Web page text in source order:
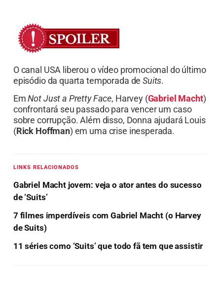
O canal USA liberou o vídeo promocional do último
episódio da quarta temporada deSuits.
EmNot Just a Pretty Face, Harvey (Gabriel Macht)
confrontará seu passado para vencer um caso
sobre corrupção. Além disso, Donna ajudará Louis
(Rick Hoffman) em uma crise inesperada.
LINKS RELACIONADOS
Gabriel Macht jovem: veja o ator antes do sucesso
de ‘Suits’
7 filmes imperdíveis com Gabriel Macht (o Harvey
de Suits)
11 séries como ‘Suits’ que todo fã tem que assistir